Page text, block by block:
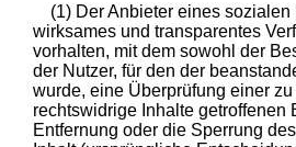
(1) Der Anbieter eines
wirksames und transparentes
vorhalten, mit dem sowohl der
der Nutzer, für den der
wurde, eine Überprüfung einer
rechtswidrige Inhalte getroffenen
Entfernung oder die Sperrung